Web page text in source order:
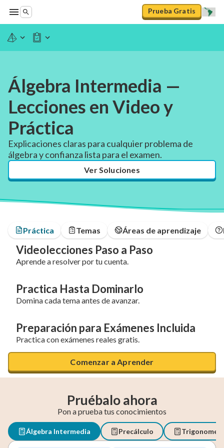
Prueba Gratis
Álgebra Intermedia —
Lecciones en Video y
Práctica
Explicaciones claras para cualquier problema de
álgebra y confianza lista para el examen.
Ver Soluciones
Práctica Temas Áreas de aprendizaje
Videolecciones Paso a Paso
Aprende a resolver por tu cuenta.
Practica Hasta Dominarlo
Domina cada tema antes de avanzar.
Preparación para Exámenes Incluida
Practica con exámenes reales gratis.
Comenzar a Aprender
Pruébalo ahora
Pon a prueba tus conocimientos
Álgebra Intermedia Precálculo